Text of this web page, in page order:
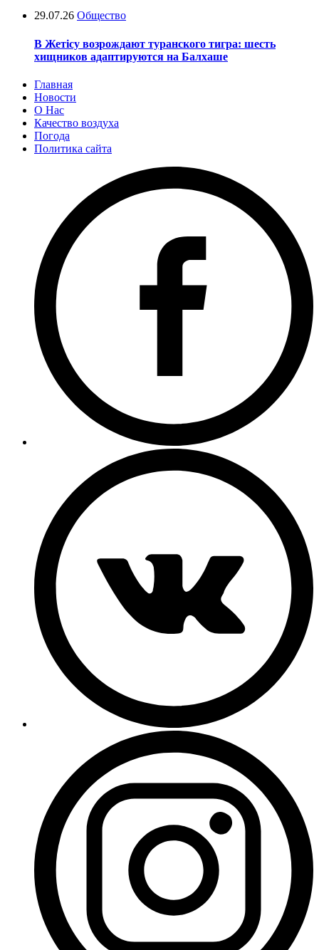
29.07.26 Общество
В Жетісу возрождают туранского тигра: шесть
хищников адаптируются на Балхаше
Главная
Новости
О Нас
Качество воздуха
Погода
Политика сайта